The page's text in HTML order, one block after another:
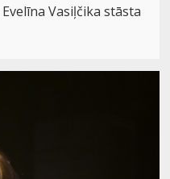
Vasiļčika stāsta